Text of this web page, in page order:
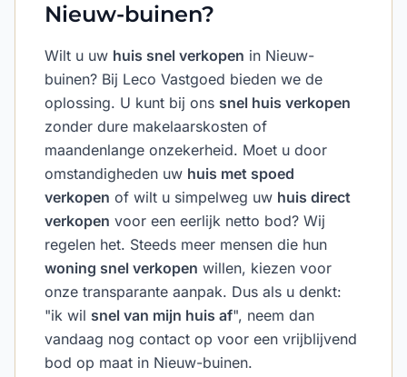
Nieuw-buinen?
Wilt u uw huis snel verkopen in Nieuw-
buinen? Bij Leco Vastgoed bieden we de
oplossing. U kunt bij ons snel huis verkopen
zonder dure makelaarskosten of
maandenlange onzekerheid. Moet u door
omstandigheden uw huis met spoed
verkopen of wilt u simpelweg uw huis direct
verkopen voor een eerlijk netto bod? Wij
regelen het. Steeds meer mensen die hun
woning snel verkopen willen, kiezen voor
onze transparante aanpak. Dus als u denkt:
"ik wil snel van mijn huis af", neem dan
vandaag nog contact op voor een vrijblijvend
bod op maat in Nieuw-buinen.